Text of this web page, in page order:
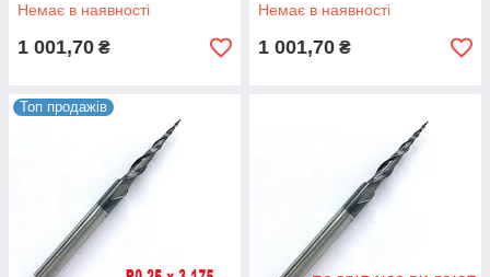
Немає в наявності
1 001,70 ₴
Немає в наявності
1 001,70 ₴
Топ продажів